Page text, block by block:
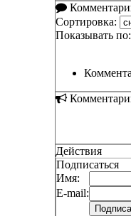
Сортировка:
Показывать по:
Действия
Подписаться
Имя:
E-mail: